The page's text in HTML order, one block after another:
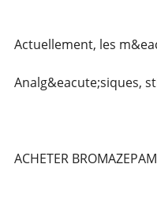
Actuellement, les
Analg&eacute;siques,
ACHETER